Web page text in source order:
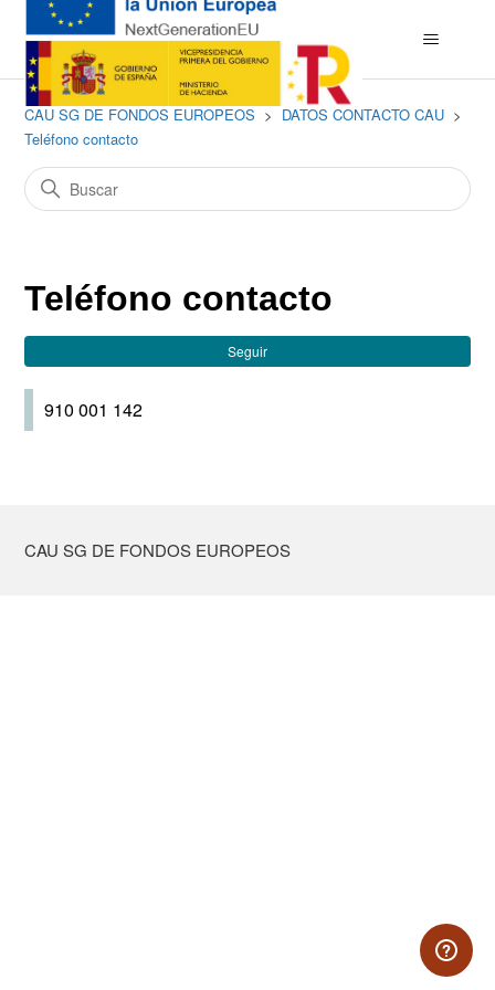
CAU SG DE FONDOS EUROPEOS
DATOS CONTACTO CAU
Teléfono contacto
Teléfono contacto
Seguir
910 001 142
CAU SG DE FONDOS EUROPEOS